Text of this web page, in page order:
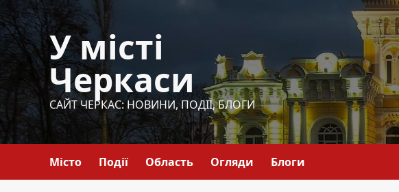
Перейти
до
вмісту
У місті
Черкаси
САЙТ ЧЕРКАС: НОВИНИ, ПОДІЇ, БЛОГИ
Місто Події Область Огляди Блоги